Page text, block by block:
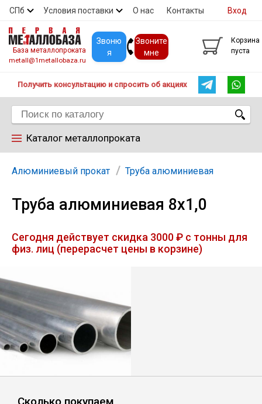
СПб Условия поставки О нас Контакты
Скидки Прайс Покупателям
Вход
База металлопроката
metall@1metallobaza.ru
Звоню
я
Звоните
мне
Корзина
пуста
Получить консультацию и спросить об акциях
Каталог металлопроката
Арматура
Труба профильная
Труба
Уголок
Балка
Швеллер
Алюминиевый прокат Труба алюминиевая
Труба алюминиевая 8х1,0
Сегодня действует скидка 3000 ₽ с тонны для
физ. лиц (перерасчет цены в корзине)
Сколько покупаем